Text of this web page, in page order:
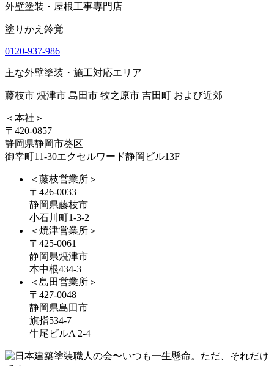
外壁塗装・屋根工事専門店
塗りかえ鈴覚
0120-937-986
主な外壁塗装・施工対応エリア
藤枝市 焼津市 島田市 牧之原市 吉田町 および近郊
＜本社＞
〒420-0857
静岡県静岡市葵区
御幸町11-30エクセルワード静岡ビル13F
＜藤枝営業所＞
〒426-0033
静岡県藤枝市
小石川町1-3-2
＜焼津営業所＞
〒425-0061
静岡県焼津市
本中根434-3
＜島田営業所＞
〒427-0048
静岡県島田市
旗指534-7
牛尾ビルA 2-4